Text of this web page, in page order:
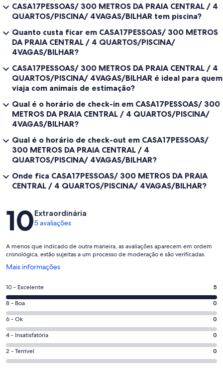
CASA17PESSOAS/ 300 METROS DA PRAIA CENTRAL / 4
QUARTOS/PISCINA/ 4VAGAS/BILHAR tem piscina?
Quanto custa ficar em CASA17PESSOAS/ 300 METROS
DA PRAIA CENTRAL / 4 QUARTOS/PISCINA/
4VAGAS/BILHAR?
CASA17PESSOAS/ 300 METROS DA PRAIA CENTRAL / 4
QUARTOS/PISCINA/ 4VAGAS/BILHAR é ideal para quem
viaja com animais de estimação?
Qual é o horário de check-in em CASA17PESSOAS/ 300
METROS DA PRAIA CENTRAL / 4 QUARTOS/PISCINA/
4VAGAS/BILHAR?
Qual é o horário de check-out em CASA17PESSOAS/
300 METROS DA PRAIA CENTRAL / 4
QUARTOS/PISCINA/ 4VAGAS/BILHAR?
Onde fica CASA17PESSOAS/ 300 METROS DA PRAIA
CENTRAL / 4 QUARTOS/PISCINA/ 4VAGAS/BILHAR?
Avaliações
10Extraordinária
5 avaliações
A menos que indicado de outra maneira, as avaliações aparecem em ordem
cronológica, estão sujeitas a um processo de moderação e são verificadas.
Mais informações
Abre
uma
nova
janela
Nota
10
-
Excelente.
5
de
5
avaliações
10 - Excelente 5
Nota
8
-
Boa.
0
de
8 - Boa 0
Nota
6
-
Ok.
0
6 - Ok 0
Nota
4
-
4 - Insatisfatória 0
Nota
2
2 - Terrível 0